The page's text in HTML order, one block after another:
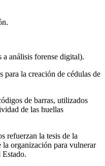
a análisis forense digital).
para la creación de cédulas de
de barras, utilizados
de las huellas
refuerzan la tesis de la
la organización para vulnerar
Estado.